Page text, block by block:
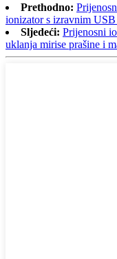
Prethodno:
ionizator s izravnim
Sljedeći: Prijenosni
uklanja mirise prašine i